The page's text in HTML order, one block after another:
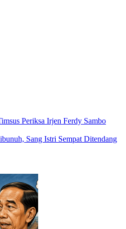
Periksa Irjen Ferdy Sambo
Sang Istri Sempat Ditendang